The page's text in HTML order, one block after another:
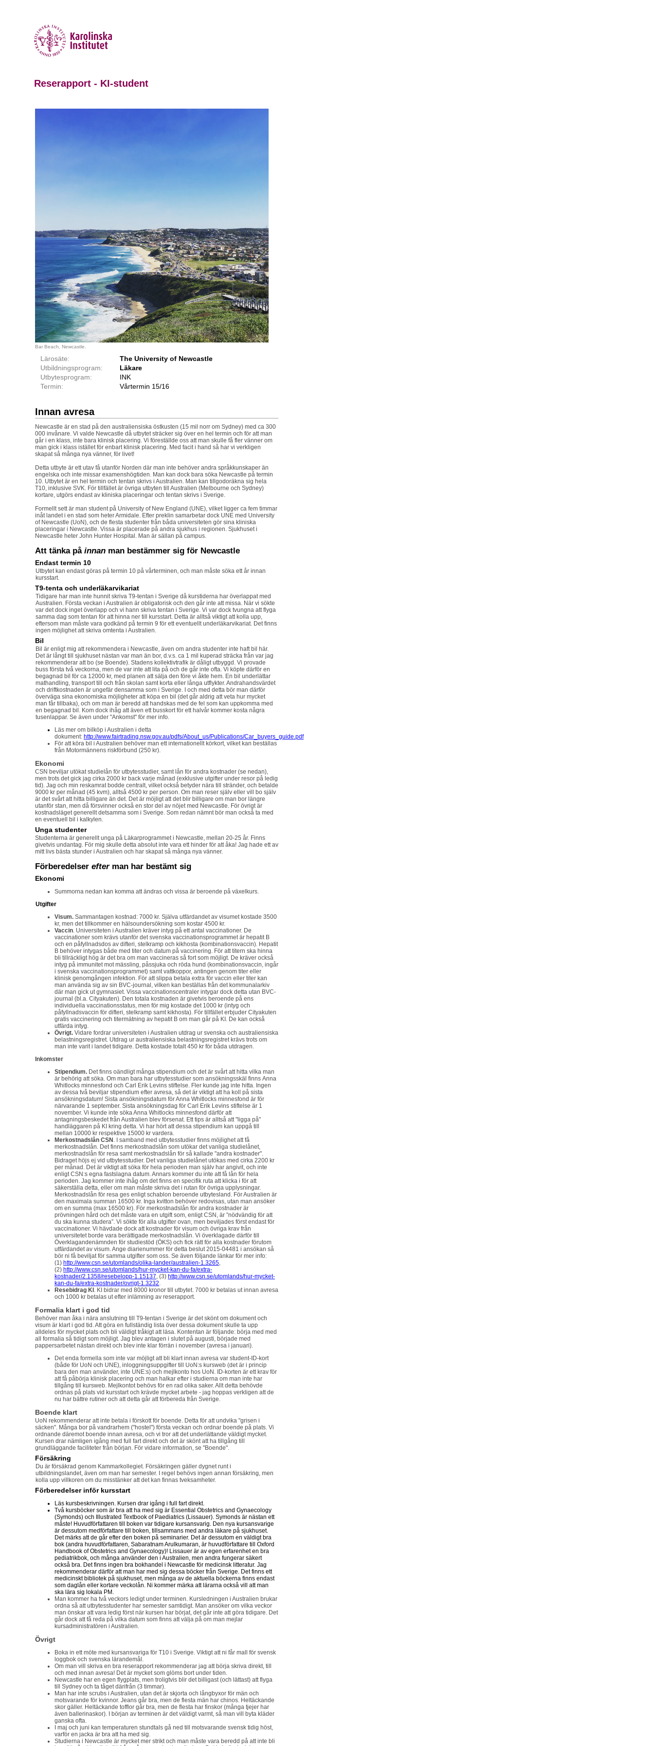
Reserapport - KI-student
Bar Beach, Newcastle.
Lärosäte:
The University of Newcastle
Utbildningsprogram:
Läkare
Utbytesprogram:
INK
Termin:
Vårtermin 15/16
Innan avresa
Newcastle är en stad på den australiensiska östkusten (15 mil norr om Sydney) med ca 300
000 invånare. Vi valde Newcastle då utbytet sträcker sig över en hel termin och för att man
går i en klass, inte bara klinisk placering. Vi föreställde oss att man skulle få fler vänner om
man gick i klass istället för enbart klinisk placering. Med facit i hand så har vi verkligen
skapat så många nya vänner, för livet!
Detta utbyte är ett utav få utanför Norden där man inte behöver andra språkkunskaper än
engelska och inte missar examenshögtiden. Man kan dock bara söka Newcastle på termin
10. Utbytet är en hel termin och tentan skrivs i Australien. Man kan tillgodoräkna sig hela
T10, inklusive SVK. För tillfället är övriga utbyten till Australien (Melbourne och Sydney)
kortare, utgörs endast av kliniska placeringar och tentan skrivs i Sverige.
Formellt sett är man student på University of New England (UNE), vilket ligger ca fem timmar
inåt landet i en stad som heter Armidale. Efter preklin samarbetar dock UNE med University
of Newcastle (UoN), och de flesta studenter från båda universiteten gör sina kliniska
placeringar i Newcastle. Vissa är placerade på andra sjukhus i regionen. Sjukhuset i
Newcastle heter John Hunter Hospital. Man är sällan på campus.
Att tänka på innan man bestämmer sig för Newcastle
Endast termin 10
Utbytet kan endast göras på termin 10 på vårterminen, och man måste söka ett år innan
kursstart.
T9-tenta och underläkarvikariat
Tidigare har man inte hunnit skriva T9-tentan i Sverige då kurstiderna har överlappat med
Australien. Första veckan i Australien är obligatorisk och den går inte att missa. När vi sökte
var det dock inget överlapp och vi hann skriva tentan i Sverige. Vi var dock tvungna att flyga
samma dag som tentan för att hinna ner till kursstart. Detta är alltså viktigt att kolla upp,
eftersom man måste vara godkänd på termin 9 för ett eventuellt underläkarvikariat. Det finns
ingen möjlighet att skriva omtenta i Australien.
Bil
Bil är enligt mig att rekommendera i Newcastle, även om andra studenter inte haft bil här.
Det är långt till sjukhuset nästan var man än bor, d.v.s. ca 1 mil kuperad sträcka från var jag
rekommenderar att bo (se Boende). Stadens kollektivtrafik är dåligt utbyggd. Vi provade
buss första två veckorna, men de var inte att lita på och de går inte ofta. Vi köpte därför en
begagnad bil för ca 12000 kr, med planen att sälja den före vi åkte hem. En bil underlättar
mathandling, transport till och från skolan samt korta eller långa utflykter. Andrahandsvärdet
och driftkostnaden är ungefär densamma som i Sverige. I och med detta bör man därför
överväga sina ekonomiska möjligheter att köpa en bil (det går aldrig att veta hur mycket
man får tillbaka), och om man är beredd att handskas med de fel som kan uppkomma med
en begagnad bil. Kom dock ihåg att även ett busskort för ett halvår kommer kosta några
tusenlappar. Se även under "Ankomst" för mer info.
Läs mer om bilköp i Australien i detta
dokument: http://www.fairtrading.nsw.gov.au/pdfs/About_us/Publications/Car_buyers_guide.pdf
För att köra bil i Australien behöver man ett internationellt körkort, vilket kan beställas
från Motormännens riskförbund (250 kr).
Ekonomi
CSN beviljar utökat studielån för utbytesstudier, samt lån för andra kostnader (se nedan),
men trots det gick jag cirka 2000 kr back varje månad (exklusive utgifter under resor på ledig
tid). Jag och min reskamrat bodde centralt, vilket också betyder nära till stränder, och betalde
9000 kr per månad (45 kvm), alltså 4500 kr per person. Om man reser själv eller vill bo själv
är det svårt att hitta billigare än det. Det är möjligt att det blir billigare om man bor längre
utanför stan, men då försvinner också en stor del av nöjet med Newcastle. För övrigt är
kostnadsläget generellt detsamma som i Sverige. Som redan nämnt bör man också ta med
en eventuell bil i kalkylen.
Unga studenter
Studenterna är generellt unga på Läkarprogrammet i Newcastle, mellan 20-25 år. Finns
givetvis undantag. För mig skulle detta absolut inte vara ett hinder för att åka! Jag hade ett av
mitt livs bästa stunder i Australien och har skapat så många nya vänner.
Förberedelser efterman har bestämt sig
Ekonomi
Summorna nedan kan komma att ändras och vissa är beroende på växelkurs.
Utgifter
Visum. Sammantagen kostnad: 7000 kr. Själva utfärdandet av visumet kostade 3500
kr, men det tillkommer en hälsoundersökning som kostar 4500 kr.
Vaccin. Universiteten i Australien kräver intyg på ett antal vaccinationer. De
vaccinationer som krävs utanför det svenska vaccinationsprogrammet är hepatit B
och en påfyllnadsdos av difteri, stelkramp och kikhosta (kombinationsvaccin). Hepatit
B behöver intygas både med titer och datum på vaccinering. För att titern ska hinna
bli tillräckligt hög är det bra om man vaccineras så fort som möjligt. De kräver också
intyg på immunitet mot mässling, påssjuka och röda hund (kombinationsvaccin, ingår
i svenska vaccinationsprogrammet) samt vattkoppor, antingen genom titer eller
klinisk genomgången infektion. För att slippa betala extra för vaccin eller titer kan
man använda sig av sin BVC-journal, vilken kan beställas från det kommunalarkiv
där man gick ut gymnasiet. Vissa vaccinationscentraler intygar dock detta utan BVC-
journal (bl.a. Cityakuten). Den totala kostnaden är givetvis beroende på ens
individuella vaccinationsstatus, men för mig kostade det 1000 kr (intyg och
påfyllnadsvaccin för difteri, stelkramp samt kikhosta). För tillfället erbjuder Cityakuten
gratis vaccinering och titermätning av hepatit B om man går på KI. De kan också
utfärda intyg.
Övrigt. Vidare fordrar universiteten i Australien utdrag ur svenska och australiensiska
belastningsregistret. Utdrag ur australiensiska belastningsregistret krävs trots om
man inte varit i landet tidigare. Detta kostade totalt 450 kr för båda utdragen.
Inkomster
Stipendium. Det finns oändligt många stipendium och det är svårt att hitta vilka man
är behörig att söka. Om man bara har utbytesstudier som ansökningsskäl finns Anna
Whitlocks minnesfond och Carl Erik Levins stiftelse. Fler kunde jag inte hitta. Ingen
av dessa två beviljar stipendium efter avresa, så det är viktigt att ha koll på sista
ansökningsdatum! Sista ansökningsdatum för Anna Whitlocks minnesfond är för
närvarande 1 september. Sista ansökningsdag för Carl Erik Levins stiftelse är 1
november. Vi kunde inte söka Anna Whitlocks minnesfond därför att
antagningsbeskedet från Australien blev försenat. Ett tips är alltså att "ligga på"
handläggaren på KI kring detta. Vi har hört att dessa stipendium kan uppgå till
mellan 10000 kr respektive 15000 kr vardera.
Merkostnadslån CSN. I samband med utbytesstudier finns möjlighet att få
merkostnadslån. Det finns merkostnadslån som utökar det vanliga studielånet,
merkostnadslån för resa samt merkostnadslån för så kallade "andra kostnader".
Bidraget höjs ej vid utbytesstudier. Det vanliga studielånet utökas med cirka 2200 kr
per månad. Det är viktigt att söka för hela perioden man själv har angivit, och inte
enligt CSN:s egna fastslagna datum. Annars kommer du inte att få lån för hela
perioden. Jag kommer inte ihåg om det finns en specifik ruta att klicka i för att
säkerställa detta, eller om man måste skriva det i rutan för övriga upplysningar.
Merkostnadslån för resa ges enligt schablon beroende utbytesland. För Australien är
den maximala summan 16500 kr. Inga kvitton behöver redovisas, utan man ansöker
om en summa (max 16500 kr). För merkostnadslån för andra kostnader är
prövningen hård och det måste vara en utgift som, enligt CSN, är ”nödvändig för att
du ska kunna studera”. Vi sökte för alla utgifter ovan, men beviljades först endast för
vaccinationer. Vi hävdade dock att kostnader för visum och övriga krav från
universitetet borde vara berättigade merkostnadslån. Vi överklagade därför till
Överklagandenämnden för studiestöd (ÖKS) och fick rätt för alla kostnader förutom
utfärdandet av visum. Ange diarienummer för detta beslut 2015-04481 i ansökan så
bör ni få beviljat för samma utgifter som oss. Se även följande länkar för mer info:
(1) http://www.csn.se/utomlands/olika-lander/australien-1.3265,
(2) http://www.csn.se/utomlands/hur-mycket-kan-du-fa/extra-
kostnader/2.1358/resebelopp-1.15137, (3) http://www.csn.se/utomlands/hur-mycket-
kan-du-fa/extra-kostnader/ovrigt-1.3232.
Resebidrag KI. KI bidrar med 8000 kronor till utbytet. 7000 kr betalas ut innan avresa
och 1000 kr betalas ut efter inlämning av reserapport.
Formalia klart i god tid
Behöver man åka i nära anslutning till T9-tentan i Sverige är det skönt om dokument och
visum är klart i god tid. Att göra en fullständig lista över dessa dokument skulle ta upp
alldeles för mycket plats och bli väldigt tråkigt att läsa. Kontentan är följande: börja med med
all formalia så tidigt som möjligt. Jag blev antagen i slutet på augusti, började med
pappersarbetet nästan direkt och blev inte klar förrän i november (avresa i januari).
Det enda formella som inte var möjligt att bli klart innan avresa var student-ID-kort
(både för UoN och UNE), inloggningsuppgifter till UoN:s kursweb (det är i princip
bara den man använder, inte UNE:s) och mejlkonto hos UoN. ID-korten är ett krav för
att få påbörja klinisk placering och man halkar efter i studierna om man inte har
tillgång till kursweb. Mejlkontot behövs för en rad olika saker. Allt detta behövde
ordnas på plats vid kursstart och krävde mycket arbete - jag hoppas verkligen att de
nu har bättre rutiner och att detta går att förbereda från Sverige.
Boende klart
UoN rekommenderar att inte betala i förskott för boende. Detta för att undvika "grisen i
säcken". Många bor på vandrarhem ("hostel") första veckan och ordnar boende på plats. Vi
ordnande däremot boende innan avresa, och vi tror att det underlättande väldigt mycket.
Kursen drar nämligen igång med full fart direkt och det är skönt att ha tillgång till
grundläggande faciliteter från början. För vidare information, se "Boende".
Försäkring
Du är försäkrad genom Kammarkollegiet. Försäkringen gäller dygnet runt i
utbildningslandet, även om man har semester. I regel behövs ingen annan försäkring, men
kolla upp villkoren om du misstänker att det kan finnas tveksamheter.
Förberedelser inför kursstart
Läs kursbeskrivningen. Kursen drar igång i full fart direkt.
Två kursböcker som är bra att ha med sig är Essential Obstetrics and Gynaecology
(Symonds) och Illustrated Textbook of Paediatrics (Lissauer). Symonds är nästan ett
måste! Huvudförfattaren till boken var tidigare kursansvarig. Den nya kursansvarige
är dessutom medförfattare till boken, tillsammans med andra läkare på sjukhuset.
Det märks att de går efter den boken på seminarier. Det är dessutom en väldigt bra
bok (andra huvudförfattaren, Sabaratnam Arulkumaran, är huvudförfattare till Oxford
Handbook of Obstetrics and Gynaecology)! Lissauer är av egen erfarenhet en bra
pediatrikbok, och många använder den i Australien, men andra fungerar säkert
också bra. Det finns ingen bra bokhandel i Newcastle för medicinsk litteratur. Jag
rekommenderar därför att man har med sig dessa böcker från Sverige. Det finns ett
medicinskt bibliotek på sjukhuset, men många av de aktuella böckerna finns endast
som daglån eller kortare veckolån. Ni kommer märka att lärarna också vill att man
ska lära sig lokala PM.
Man kommer ha två veckors ledigt under terminen. Kursledningen i Australien brukar
ordna så att utbytesstudenter har semester samtidigt. Man ansöker om vilka veckor
man önskar att vara ledig först när kursen har börjat, det går inte att göra tidigare. Det
går dock att få reda på vilka datum som finns att välja på om man mejlar
kursadministratören i Australien.
Övrigt
Boka in ett möte med kursansvariga för T10 i Sverige. Viktigt att ni får mall för svensk
loggbok och svenska lärandemål.
Om man vill skriva en bra reserapport rekommenderar jag att börja skriva direkt, till
och med innan avresa! Det är mycket som glöms bort under tiden.
Newcastle har en egen flygplats, men troligtvis blir det billigast (och lättast) att flyga
till Sydney och ta tåget därifrån (3 timmar).
Man har inte scrubs i Australien, utan det är skjorta och långbyxor för män och
motsvarande för kvinnor. Jeans går bra, men de flesta män har chinos. Heltäckande
skor gäller. Heltäckande tofflor går bra, men de flesta har finskor (många tjejer har
även ballerinaskor). I början av terminen är det väldigt varmt, så man vill byta kläder
ganska ofta.
I maj och juni kan temperaturen stundtals gå ned till motsvarande svensk tidig höst,
varför en jacka är bra att ha med sig.
Studierna i Newcastle är mycket mer strikt och man måste vara beredd på att inte bli